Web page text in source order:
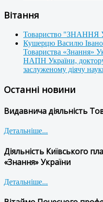
Вітання
Товариство
Кушерцю Василю
Товариства «Знання»
НАПН України,
заслуженому діячу
Останні новини
Видавнича діяльність
Детальніше...
Діяльність Київського
«Знання» України
Детальніше...